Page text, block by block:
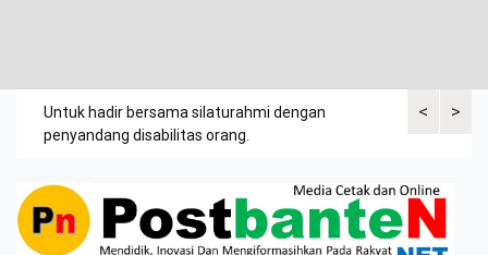
<
Untuk hadir bersama silaturahmi dengan
penyandang disabilitas orang.
Bupati>